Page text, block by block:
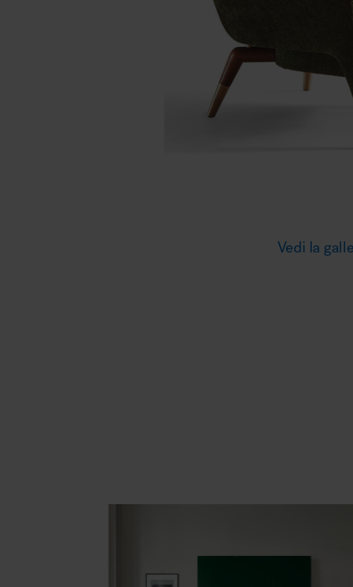
Area riunione e convegni
Vedi la